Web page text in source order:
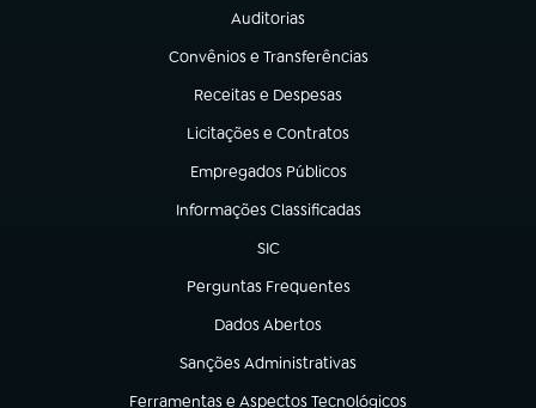
Auditorias
(abre em nova aba)
Convênios e Transferências
(abre em nova aba)
Receitas e Despesas
(abre em nova aba)
Licitações e Contratos
(abre em nova aba)
Empregados Públicos
(abre em nova aba)
Informações Classificadas
(abre em nova aba)
SIC
(abre em nova aba)
Perguntas Frequentes
(abre em nova aba)
Dados Abertos
(abre em nova aba)
Sanções Administrativas
(abre em nova aba)
Ferramentas e Aspectos Tecnológicos